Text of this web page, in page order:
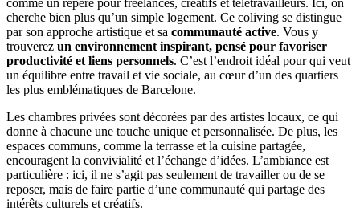
comme un repère pour freelances, créatifs et télétravailleurs. Ici, on
cherche bien plus qu’un simple logement. Ce coliving se distingue
par son approche artistique et sa communauté active. Vous y
trouverez un environnement inspirant, pensé pour favoriser
productivité et liens personnels. C’est l’endroit idéal pour qui veut
un équilibre entre travail et vie sociale, au cœur d’un des quartiers
les plus emblématiques de Barcelone.
Les chambres privées sont décorées par des artistes locaux, ce qui
donne à chacune une touche unique et personnalisée. De plus, les
espaces communs, comme la terrasse et la cuisine partagée,
encouragent la convivialité et l’échange d’idées. L’ambiance est
particulière : ici, il ne s’agit pas seulement de travailler ou de se
reposer, mais de faire partie d’une communauté qui partage des
intérêts culturels et créatifs.